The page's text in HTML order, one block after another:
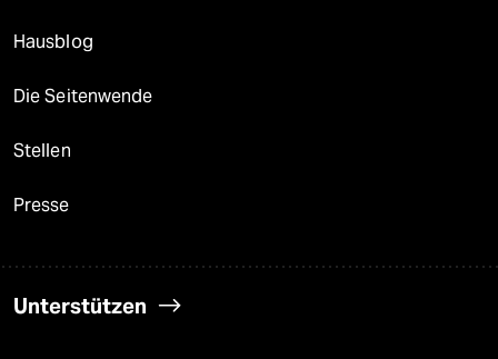
Hausblog
Die Seitenwende
Stellen
Presse
Unterstützen